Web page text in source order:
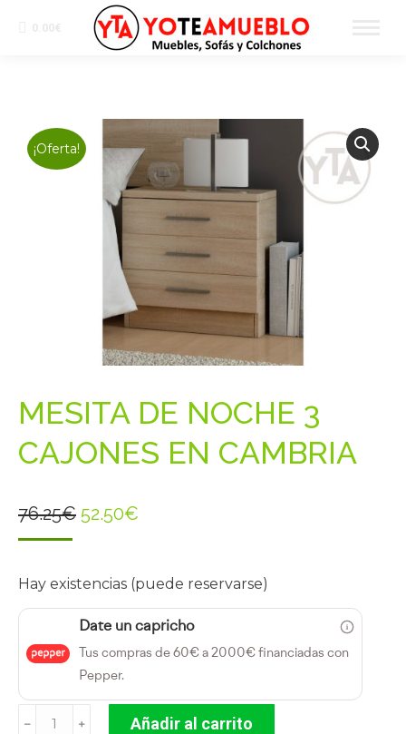
¡Oferta!
MESITA DE NOCHE 3
CAJONES EN CAMBRIA
76.25€ El
era:
76.25€.
52.50€
es:
52.50€.
Hay existencias (puede reservarse)
Date un capricho
Tus compras de 60€ a 2000€ financiadas con
Pepper.
MESITA
﹣ ﹢ Añadir al carrito